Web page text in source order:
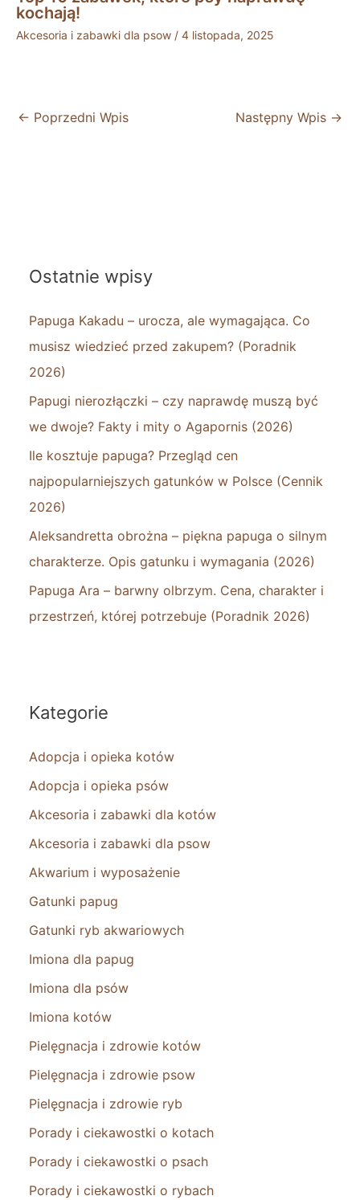
kochają!
Akcesoria i zabawki dla psow / 4 listopada, 2025
← Poprzedni Wpis Następny Wpis →
Ostatnie wpisy
Papuga Kakadu – urocza, ale wymagająca. Co
musisz wiedzieć przed zakupem? (Poradnik
2026)
Papugi nierozłączki – czy naprawdę muszą być
we dwoje? Fakty i mity o Agapornis (2026)
Ile kosztuje papuga? Przegląd cen
najpopularniejszych gatunków w Polsce (Cennik
2026)
Aleksandretta obrożna – piękna papuga o silnym
charakterze. Opis gatunku i wymagania (2026)
Papuga Ara – barwny olbrzym. Cena, charakter i
przestrzeń, której potrzebuje (Poradnik 2026)
Kategorie
Adopcja i opieka kotów
Adopcja i opieka psów
Akcesoria i zabawki dla kotów
Akcesoria i zabawki dla psow
Akwarium i wyposażenie
Gatunki papug
Gatunki ryb akwariowych
Imiona dla papug
Imiona dla psów
Imiona kotów
Pielęgnacja i zdrowie kotów
Pielęgnacja i zdrowie psow
Pielęgnacja i zdrowie ryb
Porady i ciekawostki o kotach
Porady i ciekawostki o psach
Porady i ciekawostki o rybach